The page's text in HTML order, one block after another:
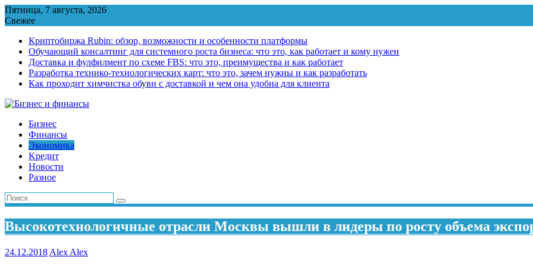
Перейти
к
Пятница, 7 августа, 2026
Свежее
Криптобиржа Rubin: обзор, возможности и особенности платформы
Обучающий консалтинг для системного роста бизнеса: что это, как работает и кому нужен
Доставка и фулфилмент по схеме FBS: что это, преимущества и как работает
Разработка технико-технологических карт: что это, зачем нужны и как разработать
Как проходит химчистка обуви с доставкой и чем она удобна для клиента
Бизнес
Финансы
Экономика
Kредит
Новости
Разное
Высокотехнологичные отрасли Москвы вышли в лидеры по росту объема
24.12.2018 Alex Alex